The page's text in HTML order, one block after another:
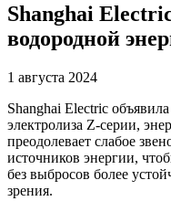
Shanghai
водородной
1 августа 2024
Shanghai Electric
электролиза Z-серии,
преодолевает слабое
источников энергии,
без выбросов более
зрения.